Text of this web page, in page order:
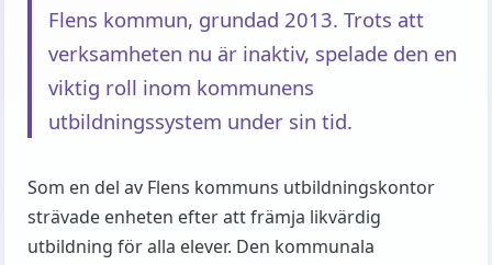
Flens kommun, grundad 2013. Trots att
verksamheten nu är inaktiv, spelade den en
viktig roll inom kommunens
utbildningssystem under sin tid.
Som en del av Flens kommuns utbildningskontor
strävade enheten efter att främja likvärdig
utbildning för alla elever. Den kommunala